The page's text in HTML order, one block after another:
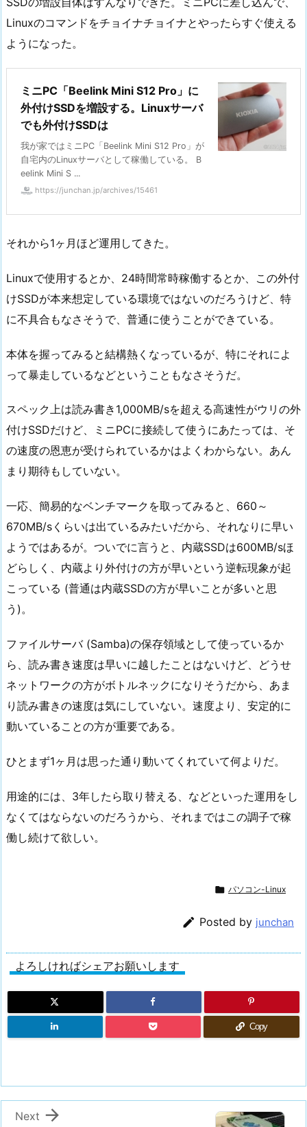
Linuxのコマンドをチョイナチョイナとやったらすぐ使える
ようになった。
ミニPC「Beelink Mini S12 Pro」に
外付けSSDを増設する。Linuxサーバ
でも外付けSSDは
我が家ではミニPC「Beelink Mini S12 Pro」が
自宅内のLinuxサーバとして稼働している。 B
eelink Mini S ...
https://junchan.jp/archives/15461
それから1ヶ月ほど運用してきた。
Linuxで使用するとか、24時間常時稼働するとか、この外付
けSSDが本来想定している環境ではないのだろうけど、特
に不具合もなさそうで、普通に使うことができている。
本体を握ってみると結構熱くなっているが、特にそれによ
って暴走しているなどということもなさそうだ。
スペック上は読み書き1,000MB/sを超える高速性がウリの外
付けSSDだけど、ミニPCに接続して使うにあたっては、そ
の速度の恩恵が受けられているかはよくわからない。あん
まり期待もしていない。
一応、簡易的なベンチマークを取ってみると、660～
670MB/sくらいは出ているみたいだから、それなりに早い
ようではあるが。ついでに言うと、内蔵SSDは600MB/sほ
どらしく、内蔵より外付けの方が早いという逆転現象が起
こっている (普通は内蔵SSDの方が早いことが多いと思
う)。
ファイルサーバ (Samba)の保存領域として使っているか
ら、読み書き速度は早いに越したことはないけど、どうせ
ネットワークの方がボトルネックになりそうだから、あま
り読み書きの速度は気にしていない。速度より、安定的に
動いていることの方が重要である。
ひとまず1ヶ月は思った通り動いてくれていて何よりだ。
用途的には、3年したら取り替える、などといった運用をし
なくてはならないのだろうから、それまではこの調子で稼
働し続けて欲しい。
 パソコン-Linux
 Posted by junchan
よろしければシェアお願いします
Copy

Next